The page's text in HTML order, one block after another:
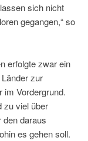
sich nicht
gegangen,“ so
erfolgte zwar ein
zur
im Vordergrund.
zu viel über
den daraus
es gehen soll.